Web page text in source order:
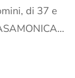
di 37 e